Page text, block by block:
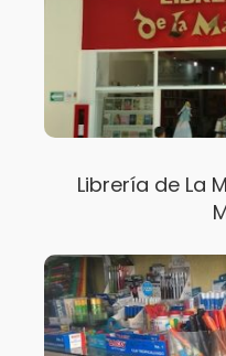
Librería de La